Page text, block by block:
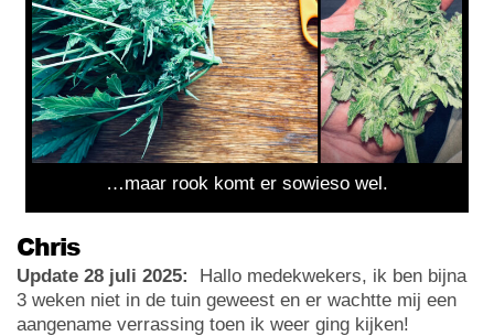
…maar rook komt er sowieso wel.
Chris
Update 28 juli 2025: Hallo medekwekers, ik ben bijna
3 weken niet in de tuin geweest en er wachtte mij een
aangename verrassing toen ik weer ging kijken!